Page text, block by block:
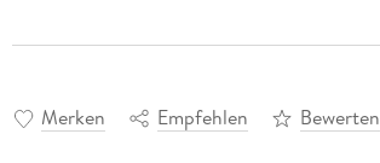
Merken Empfehlen Bewerten